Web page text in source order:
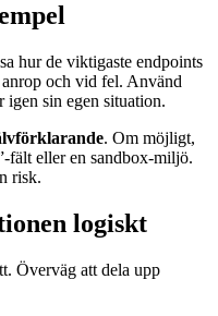
hur de viktigaste endpoints
och vid fel. Använd
igen sin egen situation.
. Om möjligt,
fält eller en sandbox-miljö.
risk.
logiskt
Överväg att dela upp